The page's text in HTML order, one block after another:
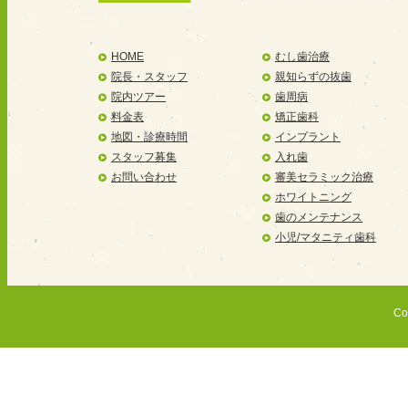
HOME
院長・スタッフ
院内ツアー
料金表
地図・診療時間
スタッフ募集
お問い合わせ
むし歯治療
親知らずの抜歯
歯周病
矯正歯科
インプラント
入れ歯
審美セラミック治療
ホワイトニング
歯のメンテナンス
小児/マタニティ歯科